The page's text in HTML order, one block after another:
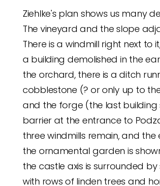
Ziehlke's plan shows us many
The vineyard and the slope
There is a windmill right next to
a building demolished in the
the orchard, there is a ditch
cobblestone (? or only up to
and the forge (the last building
barrier at the entrance to
three windmills remain, and
the ornamental garden is
the castle axis is surrounded
with rows of linden trees and